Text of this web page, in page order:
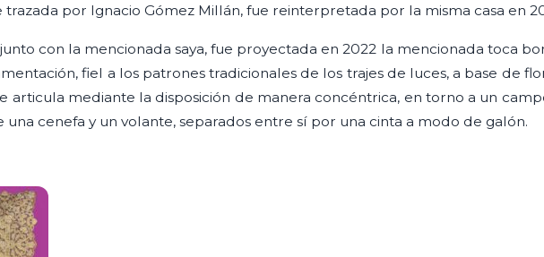
por Ignacio Gómez Millán, fue reinterpretada por la misma casa en
con la mencionada saya, fue proyectada en 2022 la mencionada toca
fiel a los patrones tradicionales de los trajes de luces, a base de
articula mediante la disposición de manera concéntrica, en torno a un
una cenefa y un volante, separados entre sí por una cinta a modo de galón.